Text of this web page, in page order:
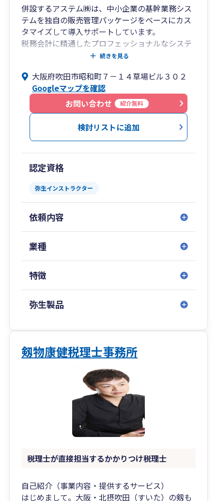
併設するアステム㈱は、中小企業の基幹業務シス
テムを独自の販売管理パッケージをベースにカス
タマイズして導入サポートしています。
税務会計に精通したプロフェッショナルなシステ
ム担当者がお客様の経営に役立つシステムを構築
業種特化型の販売管理システム「ふくろう販売」
シリーズは、弥生会計と赤黒連動(特許7588173)
以外にもインボイスや電帳法(JIIMA認証)に完全対
応しています。
建機・仮設資材・イベントレンタル業、鋼材加工
業、食品卸業等の全国の中小企業２9０社にオン
JIIMA認証済の「WebReportオプション」では、
電子帳簿形式でアップロードされた納品書や請求
書などの証憑を管理できます。
そして得意先様へ公開することで、得意先様にて
閲覧＆ダウンロードいただけるサービスです。
また、取引先様と電子取引した電子帳簿を自社サ
ーバやＰＣなどの保存先から専用サイトにアップ
ロードすることもできます。
ふくろう販売シリーズを導入していなくても可能
な「WebReportストレージ限定版」は、
WebReportオプションからストレージ保存機能
（電子帳簿アップロード＆リスト表示）だけを限
定したサービスです。
続きを見る
大阪府吹田市昭和町７－１４草場ビル３０２
Googleマップを確認
お問い合わせ
紹介無料
検討リストに追加
認定資格
弥生インストラクター
依頼内容
業種
特徴
弥生製品
剱物康健税理士事務所
税理士が直接担当するかかりつけ税理士
自己紹介（事業内容・提供するサービス）
はじめまして。大阪・北摂吹田（すいた）の剱も